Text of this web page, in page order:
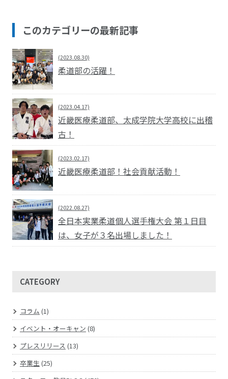
このカテゴリーの最新記事
(2023.08.30)
柔道部の活躍！
(2023.04.17)
近畿医療柔道部、太成学院大学高校に出稽
古！
(2023.02.17)
近畿医療柔道部！社会貢献活動！
(2022.08.27)
全日本実業柔道個人選手権大会 第１日目
は、女子が３名出場しました！
CATEGORY
コラム (1)
イベント・オーキャン (8)
プレスリリース (13)
卒業生 (25)